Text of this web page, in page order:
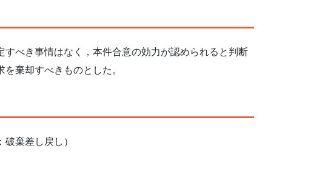
べき事情はなく，本件合意の効力が認められると判断
棄却すべきものとした。
棄差し戻し）